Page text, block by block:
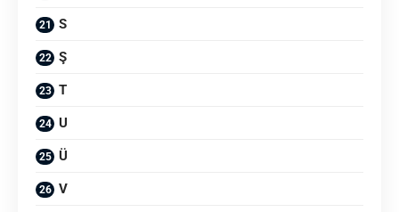
S
Ş
T
U
Ü
V